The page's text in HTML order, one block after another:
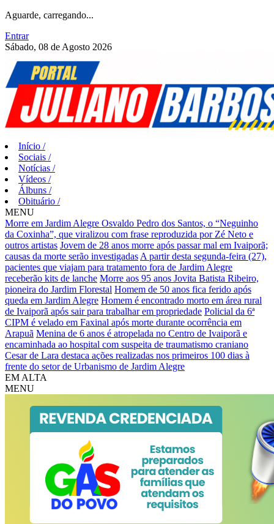
Aguarde, carregando...
Entrar
Sábado, 08 de Agosto 2026
Início /
Sociais /
Notícias /
Vídeos /
Álbuns /
Obituário /
MENU
Morre em Jardim Alegre Osvaldo Pedro dos Santos, o “Neguinho
da Coxinha”, que viralizou com frase reproduzida por Zé Neto e
outros artistas Jovem de 28 anos morre após passar mal em Ivaiporã;
causas da morte serão investigadas A partir desta segunda-feira (27),
pacientes que viajam para tratamento fora de Jardim Alegre
receberão kits de lanche Morre aos 95 anos Jovita Batista Ribeiro,
pioneira do Jardim Florestal Homem de 50 anos fica ferido após
queda em Jardim Alegre Homem é encontrado morto em área rural
de Ivaiporã após sair para trabalhar em propriedade Policial da 6ª
CIPM é velado em Faxinal após morte durante ocorrência em
Arapuã Menina de 6 anos é atropelada no Centro de Ivaiporã e
encaminhada ao hospital com suspeita de traumatismo craniano
Cesar de Lara destaca ações realizadas nos primeiros 100 dias à
frente do setor de Urbanismo de Jardim Alegre
EM ALTA
MENU